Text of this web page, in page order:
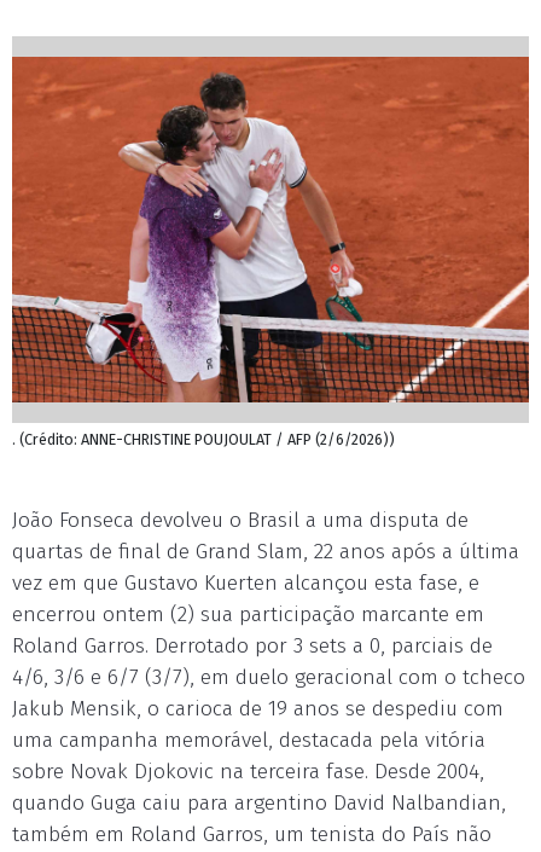
. (Crédito: ANNE-CHRISTINE POUJOULAT / AFP (2/6/2026))
João Fonseca devolveu o Brasil a uma disputa de
quartas de final de Grand Slam, 22 anos após a última
vez em que Gustavo Kuerten alcançou esta fase, e
encerrou ontem (2) sua participação marcante em
Roland Garros. Derrotado por 3 sets a 0, parciais de
4/6, 3/6 e 6/7 (3/7), em duelo geracional com o tcheco
Jakub Mensik, o carioca de 19 anos se despediu com
uma campanha memorável, destacada pela vitória
sobre Novak Djokovic na terceira fase. Desde 2004,
quando Guga caiu para argentino David Nalbandian,
também em Roland Garros, um tenista do País não